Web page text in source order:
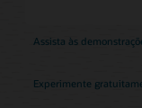
Assista às
Experimente